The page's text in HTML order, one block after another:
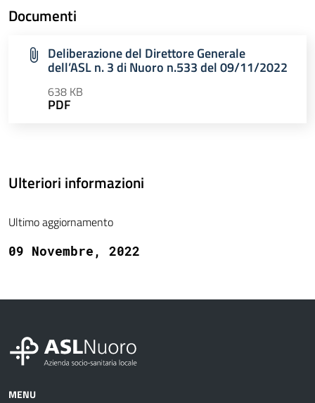
Documenti
Deliberazione del Direttore Generale
dell’ASL n. 3 di Nuoro n.533 del 09/11/2022
638 KB
PDF
Ulteriori informazioni
Ultimo aggiornamento
09 Novembre, 2022
MENU